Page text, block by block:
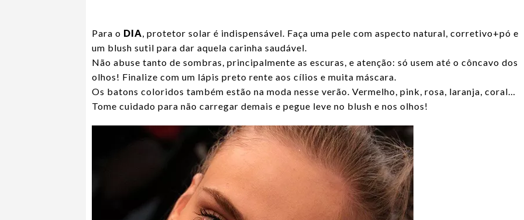
Para o DIA, protetor solar é indispensável. Faça uma pele com aspecto natural, corretivo+pó e
um blush sutil para dar aquela carinha saudável.
Não abuse tanto de sombras, principalmente as escuras, e atenção: só usem até o côncavo dos
olhos! Finalize com um lápis preto rente aos cílios e muita máscara.
Os batons coloridos também estão na moda nesse verão. Vermelho, pink, rosa, laranja, coral…
Tome cuidado para não carregar demais e pegue leve no blush e nos olhos!